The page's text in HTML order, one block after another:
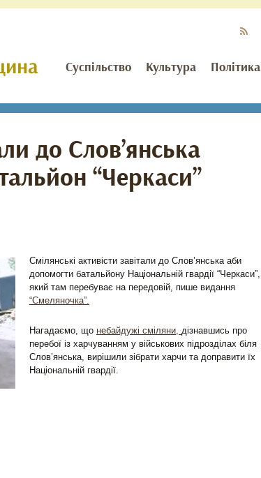
Суспільство Культура Політика
до Слов’янська
“Черкаси”
Смілянські активісти завітали до Слов’янська аби
допомогти батальйону Національній гвардії “Черкаси”,
який там перебуває на передовій, пише видання
“Смеляночка”.
Нагадаємо, що небайдужі сміляни, дізнавшись про
перебої із харчуванням у військових підрозділах біля
Слов’янська, вирішили зібрати харчи та доправити їх
Національній гвардії.